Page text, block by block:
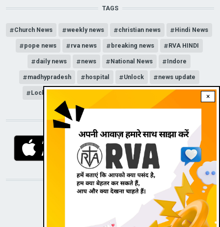
×
TAGS
Church News weekly news christian news Hindi News
pope news rva news breaking news RVA HINDI
daily news news National News Indore
madhypradesh hospital Unlock news update
Lockdown news channel
DOWNLOAD RVA APP
STAY CONNECTED WITH US!